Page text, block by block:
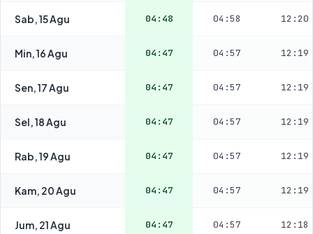
Sab, 15 Agu 04:48 04:58 12:20
Min, 16 Agu 04:47 04:57 12:19
Sen, 17 Agu 04:47 04:57 12:19
Sel, 18 Agu 04:47 04:57 12:19
Rab, 19 Agu 04:47 04:57 12:19
Kam, 20 Agu 04:47 04:57 12:19
Jum, 21 Agu 04:47 04:57 12:18